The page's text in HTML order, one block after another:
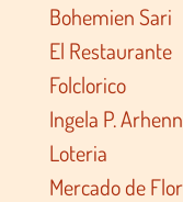
Bohemien Sari
El Restaurante
Folclorico
Ingela P.
Loteria
Mercado de